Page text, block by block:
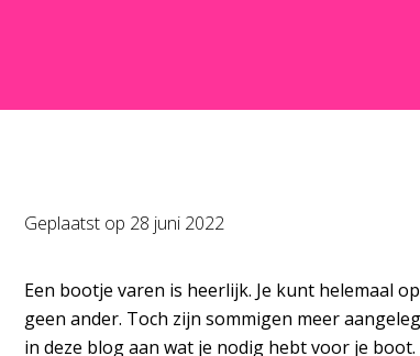
Geplaatst op 28 juni 2022
Een bootje varen is heerlijk. Je kunt helemaal
geen ander. Toch zijn sommigen meer
in deze blog aan wat je nodig hebt voor je